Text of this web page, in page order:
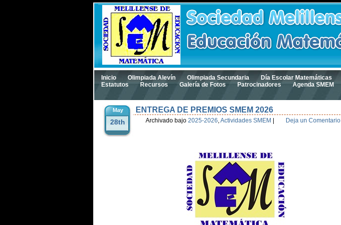
Inicio Olimpiada Alevín Olimpiada Secundaria Día Escolar Matemáticas
Estatutos
Recursos Galería de Fotos Patrocinadores Agenda SMEM
May
28th
ENTREGA DE PREMIOS SMEM 2026
Archivado bajo 2025-2026,Actividades SMEM Deja un Comentario